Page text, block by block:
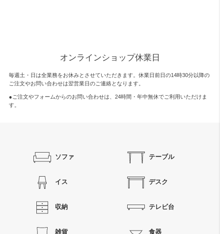
オンラインショップ休業日
毎週土・日は全業務をお休みとさせていただきます。休業日前日の14時30分以降の
ご注文やお問い合わせは翌営業日のご連絡となります。
●ご注文やフォームからのお問い合わせは、 24時間・年中無休でご利用いただけま
す。
ソファ テーブル
イス デスク
収納 テレビ台
雑貨 食器